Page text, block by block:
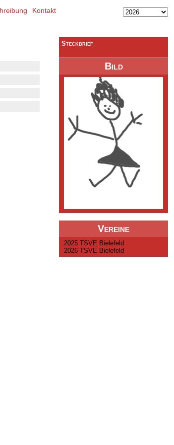
Kontakt
Bild
Vereine
2025 TSVE Bielefeld
2026 TSVE Bielefeld
Steckbrief